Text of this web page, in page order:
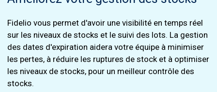
Fidelio vous permet d'avoir une visibilité en temps réel
sur les niveaux de stocks et le suivi des lots. La gestion
des dates d'expiration aidera votre équipe à minimiser
les pertes, à réduire les ruptures de stock et à optimiser
les niveaux de stocks, pour un meilleur contrôle des
stocks.